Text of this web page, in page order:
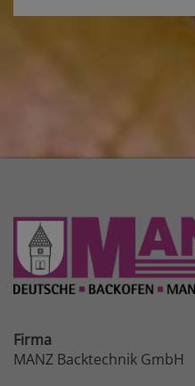
Firma
MANZ Backtechnik GmbH